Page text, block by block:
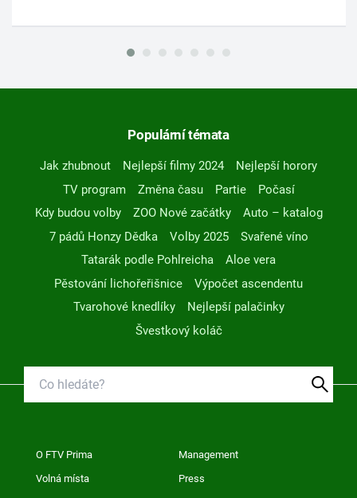
Populární témata
Jak zhubnout Nejlepší filmy 2024
Nejlepší horory
TV program
Změna času Partie
Počasí
Kdy budou volby
ZOO Nové začátky
Auto – katalog
7 pádů Honzy Dědka
Volby 2025
Svařené víno
Tatarák podle Pohlreicha
Aloe vera
Pěstování lichořeřišnice
Výpočet ascendentu
Tvarohové knedlíky
Nejlepší palačinky
Švestkový koláč
O FTV Prima Management
Volná místa Press